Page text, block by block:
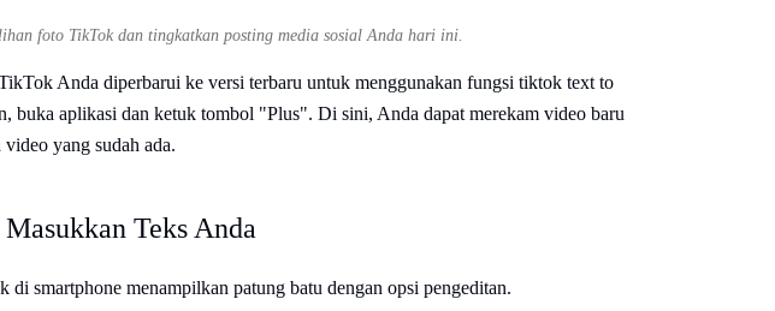
foto TikTok dan tingkatkan posting media sosial Anda hari ini.
Anda diperbarui ke versi terbaru untuk menggunakan fungsi tiktok text to
buka aplikasi dan ketuk tombol "Plus". Di sini, Anda dapat merekam video baru
yang sudah ada.
Teks Anda